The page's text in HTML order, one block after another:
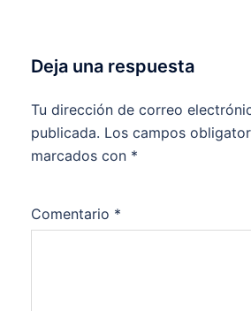
Deja una respuesta
Tu dirección de correo
publicada. Los campos
marcados con *
Comentario *